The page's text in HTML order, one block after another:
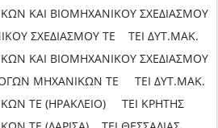
ΚΑΙ ΒΙΟΜΗΧΑΝΙΚΟΥ ΣΧΕΔΙΑΣΜΟΥ
ΣΧΕΔΙΑΣΜΟΥ ΤΕ ΤΕΙ ΔΥΤ.ΜΑΚ.
ΚΑΙ ΒΙΟΜΗΧΑΝΙΚΟΥ ΣΧΕΔΙΑΣΜΟΥ
ΜΗΧΑΝΙΚΩΝ ΤΕ ΤΕΙ ΔΥΤ.ΜΑΚ.
ΤΕ (ΗΡΑΚΛΕΙΟ) ΤΕΙ ΚΡΗΤΗΣ